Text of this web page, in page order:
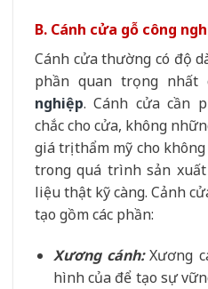
B. Cánh cửa gỗ công
Cánh cửa thường có độ
phần quan trọng nhất
nghiệp. Cánh cửa cần
chắc cho cửa, không
giá trị thẩm mỹ cho
trong quá trình sản
liệu thật kỹ càng. Cảnh
tạo gồm các phần:
Xương cánh:Xương
hình của để tạo sự